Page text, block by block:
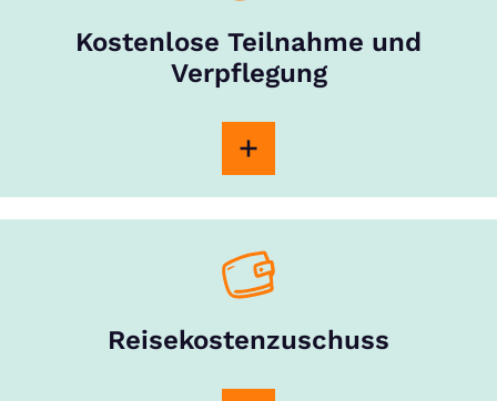
Kostenlose Teilnahme und
Verpflegung
Reisekostenzuschuss